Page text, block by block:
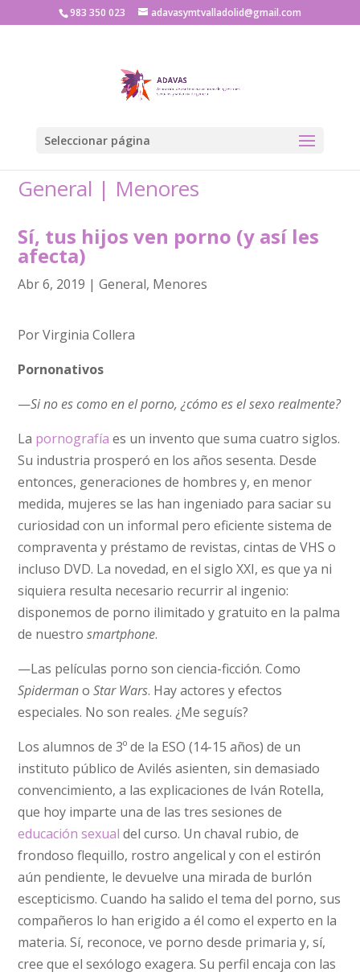
983 350 023 adavasymtvalladolid@gmail.com
Seleccionar página
General | Menores
Sí, tus hijos ven porno (y así les
afecta)
Abr 6, 2019 |General, Menores
Por Virginia Collera
Pornonativos
—Si no es como en el porno, ¿cómo es el sexo realmente?
La pornografía es un invento que suma cuatro siglos.
Su industria prosperó en los años sesenta. Desde
entonces, generaciones de hombres y, en menor
medida, mujeres se las han ingeniado para saciar su
curiosidad con un informal pero eficiente sistema de
compraventa y préstamo de revistas, cintas de VHS o
incluso DVD. La novedad, en el siglo XXI, es que ya ni
siquiera resulta necesario recurrir al ingenio:
disponemos de porno ilimitado y gratuito en la palma
de nuestrosmartphone.
—Las películas porno son ciencia-ficción. Como
SpidermanoStar Wars. Hay actores y efectos
especiales. No son reales. ¿Me seguís?
Los alumnos de 3º de la ESO (14-15 años) de un
instituto público de Avilés asienten, sin demasiado
convencimiento, a las explicaciones de Iván Rotella,
que hoy imparte una de las tres sesiones de
educación sexual del curso. Un chaval rubio, de
frondoso flequillo, rostro angelical y con el estirón
aún pendiente, le devuelve una mirada de burlón
escepticismo. Cuando ha salido el tema del porno, sus
compañeros lo han erigido a él como el experto en la
materia. Sí, reconoce, ve porno desde primaria y, sí,
cree que el sexólogo exagera. Su perfil encaja con las